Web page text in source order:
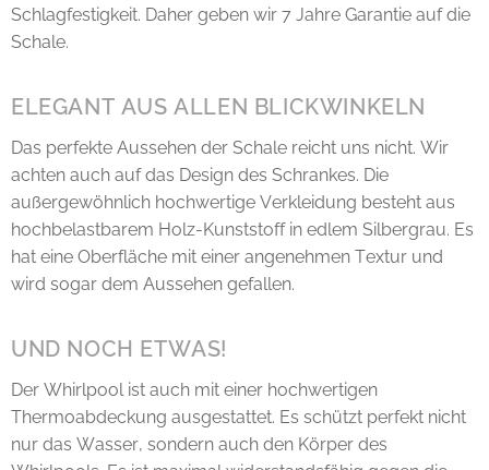
Schlagfestigkeit. Daher geben wir 7 Jahre Garantie auf die
Schale.
ELEGANT AUS ALLEN BLICKWINKELN
Das perfekte Aussehen der Schale reicht uns nicht. Wir
achten auch auf das Design des Schrankes. Die
außergewöhnlich hochwertige Verkleidung besteht aus
hochbelastbarem Holz-Kunststoff in edlem Silbergrau. Es
hat eine Oberfläche mit einer angenehmen Textur und
wird sogar dem Aussehen gefallen.
UND NOCH ETWAS!
Der Whirlpool ist auch mit einer hochwertigen
Thermoabdeckung ausgestattet. Es schützt perfekt nicht
nur das Wasser, sondern auch den Körper des